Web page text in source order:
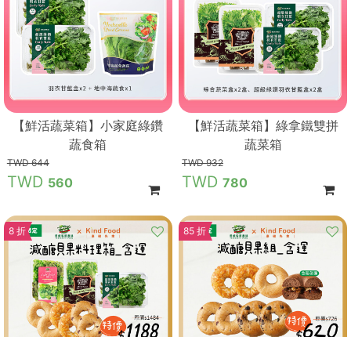
【鮮活蔬菜箱】小家庭綠鑽
蔬食箱
644
560
【鮮活蔬菜箱】綠拿鐵雙拼
蔬菜箱
932
780
8 折 85 折